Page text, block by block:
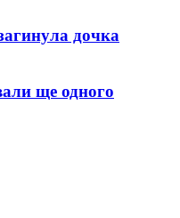
дочка
ще одного